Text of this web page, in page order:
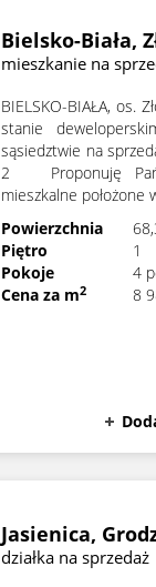
Bielsko-Biała,
mieszkanie na
BIELSKO-BIAŁA, os.
stanie
sąsiedztwie na
2 Proponuję
mieszkalne położone
Powierzchnia
Piętro
1
Pokoje
4
Cena za m2 8
Jasienica,
działka na sprzedaż